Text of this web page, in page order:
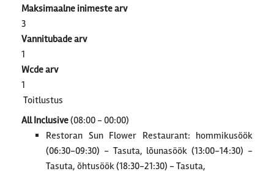
Maksimaalne inimeste arv
3
Vannitubade arv
1
Wcde arv
1
Toitlustus
All Inclusive(08:00 - 00:00)
Restoran Sun Flower Restaurant: hommikusöök
(06:30-09:30) - Tasuta, lõunasöök (13:00-14:30) -
Tasuta, õhtusöök (18:30-21:30) - Tasuta,